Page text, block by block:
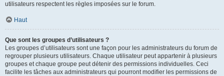
utilisateurs respectent les règles imposées sur le forum.
Haut
Que sont les groupes d’utilisateurs ?
Les groupes d’utilisateurs sont une façon pour les administrateurs du forum de
regrouper plusieurs utilisateurs. Chaque utilisateur peut appartenir à plusieurs
groupes et chaque groupe peut détenir des permissions individuelles. Ceci
facilite les tâches aux administrateurs qui pourront modifier les permissions de